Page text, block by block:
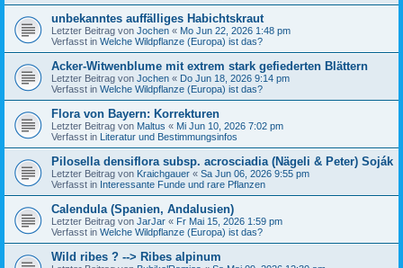
unbekanntes auffälliges Habichtskraut
Letzter Beitrag von Jochen « Mo Jun 22, 2026 1:48 pm
Verfasst in Welche Wildpflanze (Europa) ist das?
Acker-Witwenblume mit extrem stark gefiederten Blättern
Letzter Beitrag von Jochen « Do Jun 18, 2026 9:14 pm
Verfasst in Welche Wildpflanze (Europa) ist das?
Flora von Bayern: Korrekturen
Letzter Beitrag von Maltus « Mi Jun 10, 2026 7:02 pm
Verfasst in Literatur und Bestimmungsinfos
Pilosella densiflora subsp. acrosciadia (Nägeli & Peter) Soják
Letzter Beitrag von Kraichgauer « Sa Jun 06, 2026 9:55 pm
Verfasst in Interessante Funde und rare Pflanzen
Calendula (Spanien, Andalusien)
Letzter Beitrag von JarJar « Fr Mai 15, 2026 1:59 pm
Verfasst in Welche Wildpflanze (Europa) ist das?
Wild ribes ? --> Ribes alpinum